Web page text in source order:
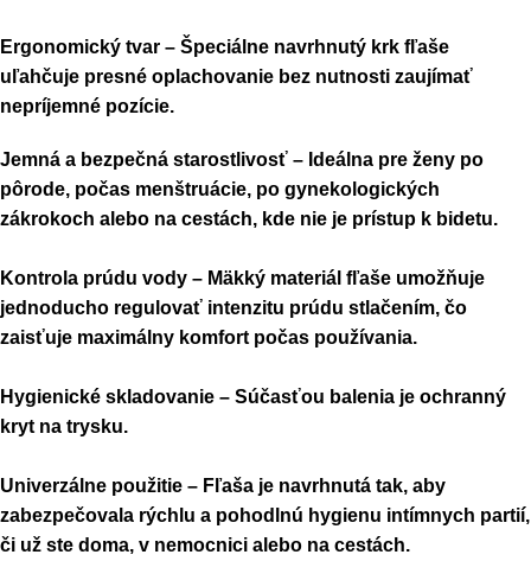
Ergonomický tvar – Špeciálne navrhnutý krk fľaše
uľahčuje presné oplachovanie bez nutnosti zaujímať
nepríjemné pozície.
Jemná a bezpečná starostlivosť – Ideálna pre ženy po
pôrode, počas menštruácie, po gynekologických
zákrokoch alebo na cestách, kde nie je prístup k bidetu.
Kontrola prúdu vody – Mäkký materiál fľaše umožňuje
jednoducho regulovať intenzitu prúdu stlačením, čo
zaisťuje maximálny komfort počas používania.
Hygienické skladovanie – Súčasťou balenia je ochranný
kryt na trysku.
Univerzálne použitie – Fľaša je navrhnutá tak, aby
zabezpečovala rýchlu a pohodlnú hygienu intímnych partií,
či už ste doma, v nemocnici alebo na cestách.